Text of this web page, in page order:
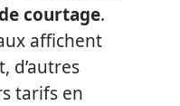
courtage.
affichent
d’autres
tarifs en